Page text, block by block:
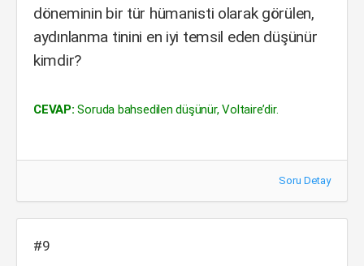
döneminin bir tür hümanisti olarak görülen,
aydınlanma tinini en iyi temsil eden düşünür
kimdir?
CEVAP: Soruda bahsedilen düşünür, Voltaire’dir.
Soru Detay
#9